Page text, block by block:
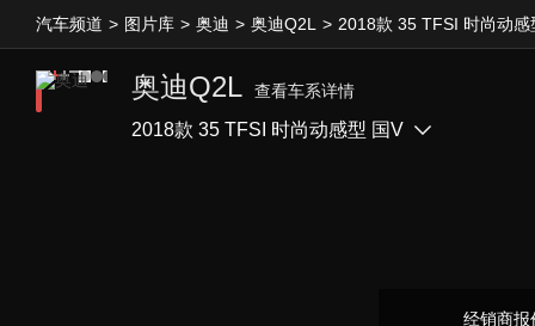
汽车频道 > 图片库 > 奥迪 > 奥迪Q2L > 2018款 35 TFSI 时尚动感
奥迪Q2L 查看车系详情
2018款 35 TFSI 时尚动感型 国V
经销商报